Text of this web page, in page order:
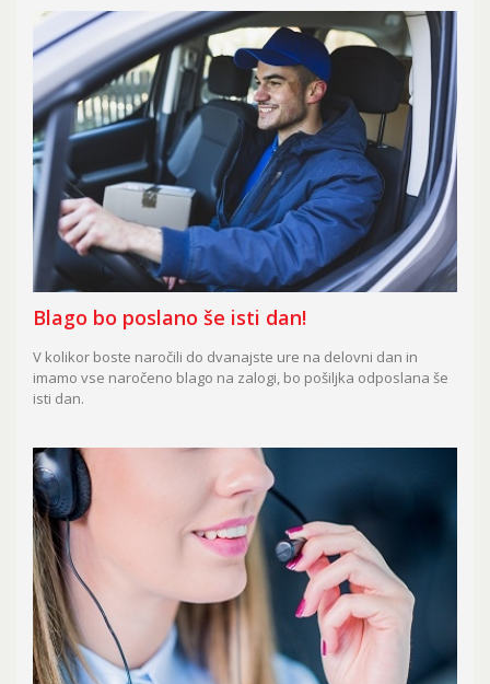
Blago bo poslano še isti dan!
V kolikor boste naročili do dvanajste ure na delovni dan in
imamo vse naročeno blago na zalogi, bo pošiljka odposlana še
isti dan.